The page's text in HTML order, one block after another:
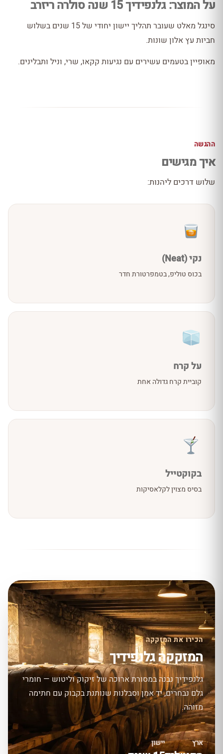
על המוצר: גלנפידיך 15 שנה סולרה ריזרב
סינגל מאלט שעובר תהליך יישון יחודי של 15 שנים בשלוש
חביות עץ אלון שונות.
מאופיין בטעמים עשירים עם נגיעות קקאו, שרי, וניל ותבלינים.
ההגשה
איך מגישים
שלוש דרכים ליהנות:
נקי (Neat)
בכוס טוליפ, בטמפרטורת חדר
על קרח
קוביית קרח גדולה אחת
בקוקטייל
בסיס מצוין לקלאסיקות
הכירו את המזקקה
המזקקה גלנפידיך
גלנפידיך נבנה במסורת ארוכה של זיקוק וליטוש — חומרי
גלם נבחרים, יד אמן וסבלנות שנותנת בקבוק עם חתימה
מזוהה.
ארץ יישון